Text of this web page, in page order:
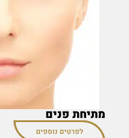
מתיחת פנים
לפרטים נוספים